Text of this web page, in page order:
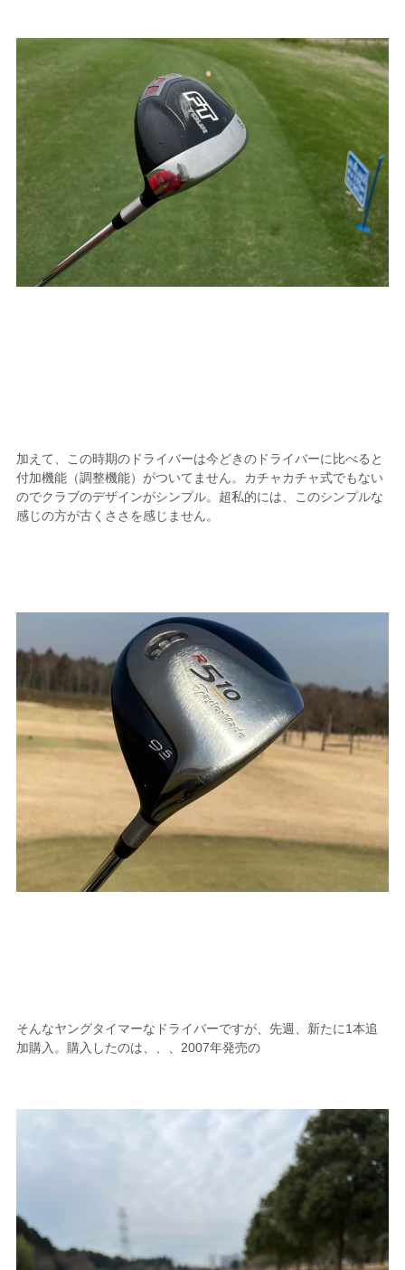
加えて、この時期のドライバーは今どきのドライバーに比べると
付加機能（調整機能）がついてません。カチャカチャ式でもない
のでクラブのデザインがシンプル。超私的には、このシンプルな
感じの方が古くささを感じません。
そんなヤングタイマーなドライバーですが、先週、新たに1本追
加購入。購入したのは、、、2007年発売の